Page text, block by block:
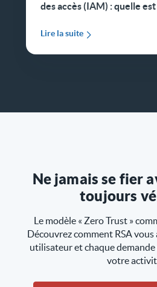
des accès (IAM) : quelle
Lire la suite
Ne jamais se fier
toujours
Le modèle « Zero Trust »
Découvrez comment RSA
utilisateur et chaque demande
votre